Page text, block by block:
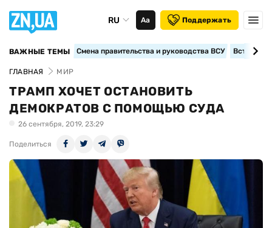
RU Аа Поддержать
ВАЖНЫЕ ТЕМЫ Смена правительства и руководства ВСУ
ГЛАВНАЯ МИР
ТРАМП ХОЧЕТ ОСТАНОВИТЬ
ДЕМОКРАТОВ С ПОМОЩЬЮ СУДА
26 сентября, 2019, 23:29
Поделиться